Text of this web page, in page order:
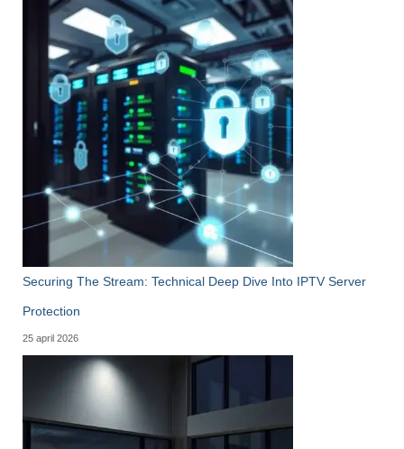
Securing The Stream: Technical Deep Dive Into IPTV Server
Protection
25 april 2026